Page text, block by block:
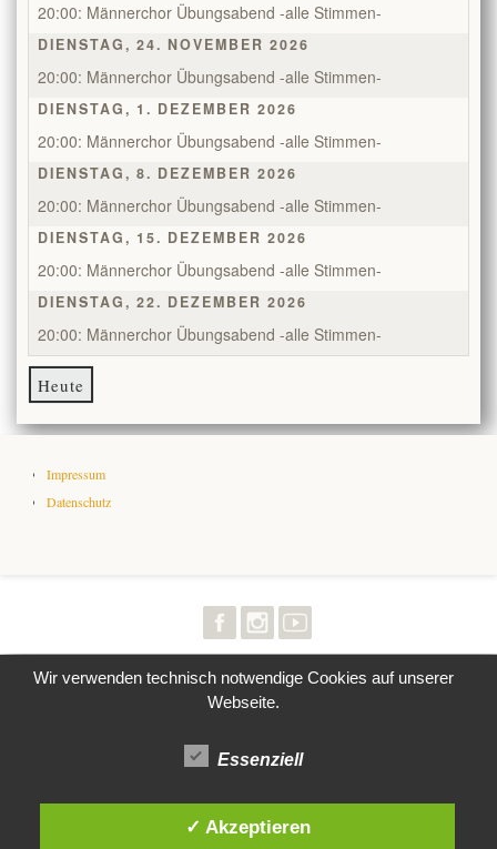
20:00: Männerchor Übungsabend -alle Stimmen-
DIENSTAG, 24. NOVEMBER 2026
20:00: Männerchor Übungsabend -alle Stimmen-
DIENSTAG, 1. DEZEMBER 2026
20:00: Männerchor Übungsabend -alle Stimmen-
DIENSTAG, 8. DEZEMBER 2026
20:00: Männerchor Übungsabend -alle Stimmen-
DIENSTAG, 15. DEZEMBER 2026
20:00: Männerchor Übungsabend -alle Stimmen-
DIENSTAG, 22. DEZEMBER 2026
20:00: Männerchor Übungsabend -alle Stimmen-
Heute
Impressum
Datenschutz
Wir verwenden technisch notwendige Cookies auf unserer
Webseite.
Essenziell
✓ Akzeptieren